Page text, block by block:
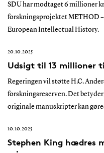
SDU har modtaget 6 millioner
forskningsprojektet METHOD
European Intellectual History.
20.10.2025
Udsigt til 13 millioner
Regeringen vil støtte H.C.
forskningsreserven. Det
originale manuskripter kan
10.10.2025
Stephen King hædres